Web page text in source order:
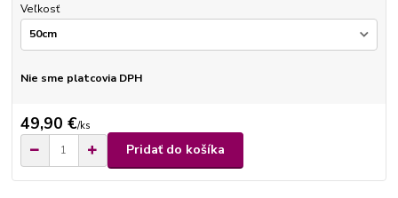
Veľkosť
Nie sme platcovia DPH
49,90 €/ks
Pridať do košíka